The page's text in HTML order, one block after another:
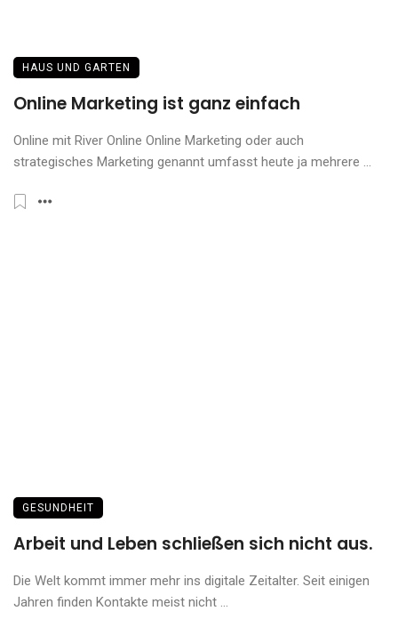
HAUS UND GARTEN
Online Marketing ist ganz einfach
Online mit River Online Online Marketing oder auch
strategisches Marketing genannt umfasst heute ja mehrere ...
GESUNDHEIT
Arbeit und Leben schließen sich nicht aus.
Die Welt kommt immer mehr ins digitale Zeitalter. Seit einigen
Jahren finden Kontakte meist nicht ...